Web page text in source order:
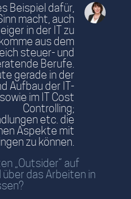
Beispiel dafür,
macht, auch
in der IT zu
aus dem
steuer- und
Berufe.
gerade in der
Aufbau der IT-
im IT Cost
Controlling;
etc. die
Aspekte mit
zu können.
„Outsider“ auf
über das Arbeiten in